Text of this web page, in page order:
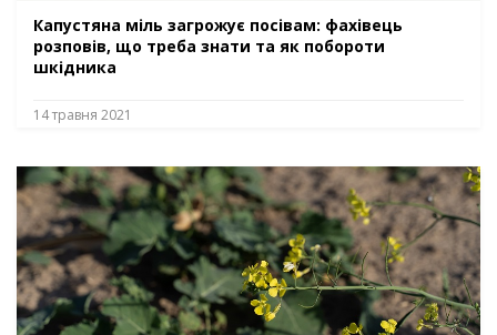
Капустяна міль загрожує посівам: фахівець
розповів, що треба знати та як побороти
шкідника
14 травня 2021